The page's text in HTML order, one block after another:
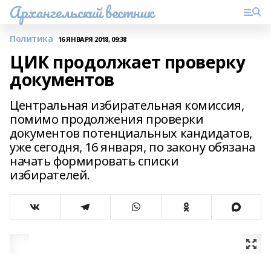
Архангельский вестник
Политика 16 ЯНВАРЯ 2018, 09:38
ЦИК продолжает проверку
документов
Центральная избирательная комиссия,
помимо продолжения проверки
документов потенциальных кандидатов,
уже сегодня, 16 января, по закону обязана
начать формировать списки
избирателей.